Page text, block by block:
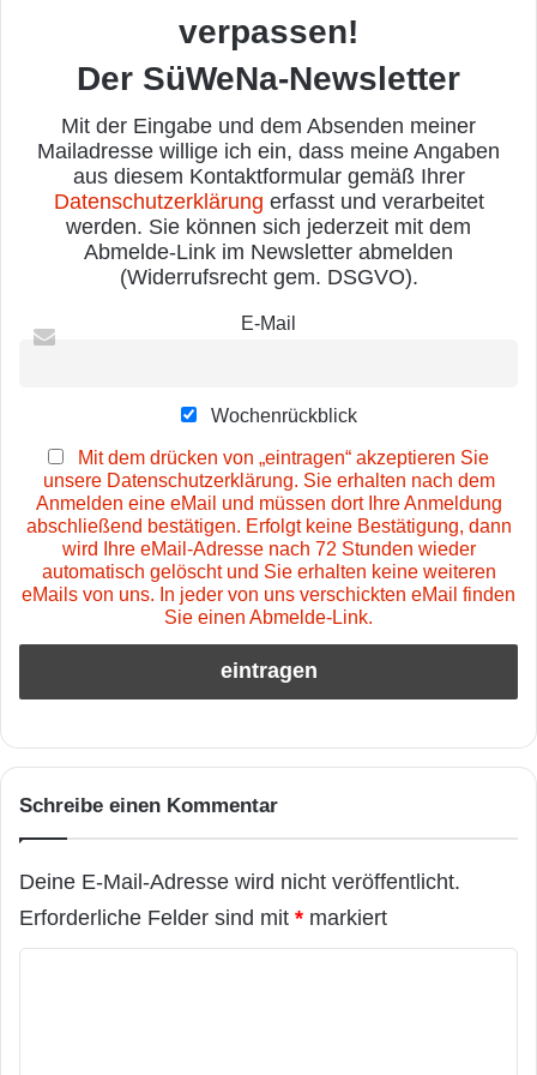
verpassen!
Der SüWeNa-Newsletter
Mit der Eingabe und dem Absenden meiner
Mailadresse willige ich ein, dass meine Angaben
aus diesem Kontaktformular gemäß Ihrer
Datenschutzerklärung erfasst und verarbeitet
werden. Sie können sich jederzeit mit dem
Abmelde-Link im Newsletter abmelden
(Widerrufsrecht gem. DSGVO).
E-Mail
Wochenrückblick
Mit dem drücken von „eintragen“ akzeptieren Sie
unsere Datenschutzerklärung. Sie erhalten nach dem
Anmelden eine eMail und müssen dort Ihre Anmeldung
abschließend bestätigen. Erfolgt keine Bestätigung, dann
wird Ihre eMail-Adresse nach 72 Stunden wieder
automatisch gelöscht und Sie erhalten keine weiteren
eMails von uns. In jeder von uns verschickten eMail finden
Sie einen Abmelde-Link.
Schreibe einen Kommentar
Deine E-Mail-Adresse wird nicht veröffentlicht.
Erforderliche Felder sind mit * markiert